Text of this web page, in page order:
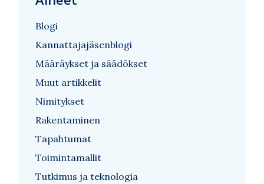
Blogi
Kannattajajäsenblogi
Määräykset ja säädökset
Muut artikkelit
Nimitykset
Rakentaminen
Tapahtumat
Toimintamallit
Tutkimus ja teknologia